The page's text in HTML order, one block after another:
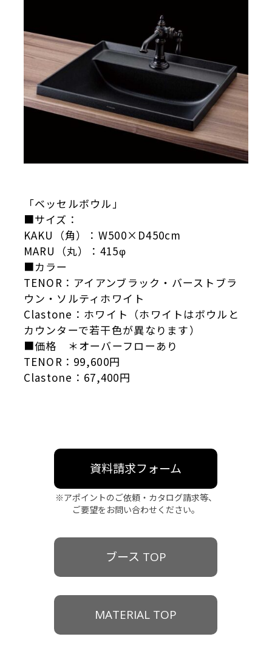
「ベッセルボウル」
■サイズ：
KAKU（角）：W500×D450cm
MARU（丸）：415φ
■カラー
TENOR：アイアンブラック・バーストブラ
ウン・ソルティホワイト
Clastone：ホワイト（ホワイトはボウルと
カウンターで若干色が異なります）
■価格 ＊オーバーフローあり
TENOR：99,600円
Clastone：67,400円
資料請求フォーム
※アポイントのご依頼・カタログ請求等、
ご要望をお問い合わせください。
ブース TOP
MATERIAL TOP